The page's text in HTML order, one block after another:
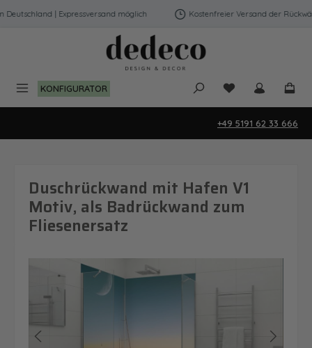
Zum Hauptinhalt springen
| Expressversand möglich Kostenfreier Versand der
KONFIGURATOR Du hast 0
+49 5191 62 33 666
Duschrückwand mit Hafen V1
Motiv, als Badrückwand zum
Fliesenersatz
Bildergalerie überspringen